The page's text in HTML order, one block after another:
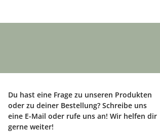
Du hast eine Frage zu unseren Produkten
oder zu deiner Bestellung? Schreibe uns
eine E-Mail oder rufe uns an! Wir helfen dir
gerne weiter!